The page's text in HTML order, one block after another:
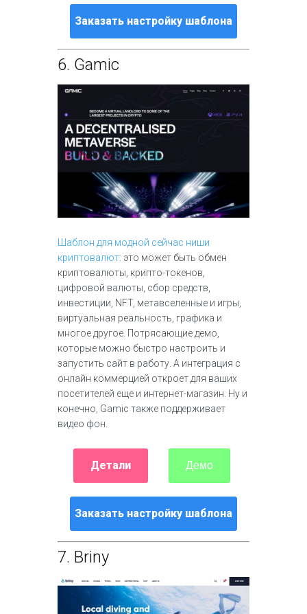
Заказать настройку шаблона
6. Gamic
Шаблон для модной сейчас ниши
криптовалют: это может быть обмен
криптовалюты, крипто-токенов,
цифровой валюты, сбор средств,
инвестиции, NFT, метавселенные и игры,
виртуальная реальность, графика и
многое другое. Потрясающие демо,
которые можно быстро настроить и
запустить сайт в работу. А интеграция с
онлайн коммерцией откроет для ваших
посетителей еще и интернет-магазин. Ну и
конечно, Gamic также поддерживает
видео фон.
Детали Демо
Заказать настройку шаблона
7. Briny